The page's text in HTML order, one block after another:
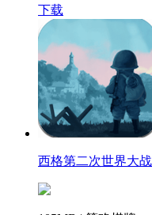
下载
西格第二次世界大